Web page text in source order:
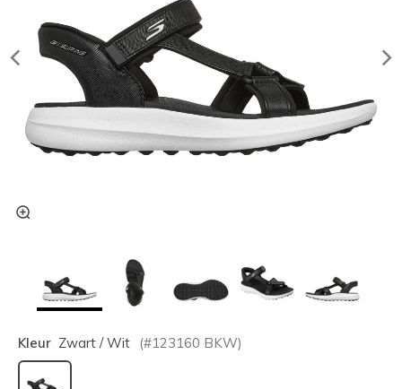
Kleur Zwart / Wit (#123160 BKW)